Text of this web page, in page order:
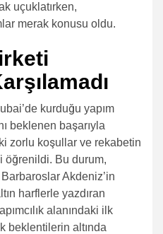
uçuklatırken,
merak konusu oldu.
kurduğu yapım
beklenen başarıyla
zorlu koşullar ve rekabetin
öğrenildi. Bu durum,
Akdeniz’in
harflerle yazdıran
alanındaki ilk
beklentilerin altında